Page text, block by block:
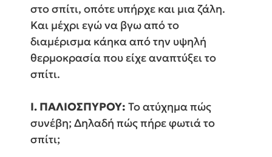
στο σπίτι, οπότε υπήρχε και μια ζάλη.
Και μέχρι εγώ να βγω από το
διαμέρισμα κάηκα από την υψηλή
θερμοκρασία που είχε αναπτύξει το
σπίτι.
Ι. ΠΑΛΙΟΣΠΥΡΟΥ: Το ατύχημα πώς
συνέβη; Δηλαδή πώς πήρε φωτιά το
σπίτι;